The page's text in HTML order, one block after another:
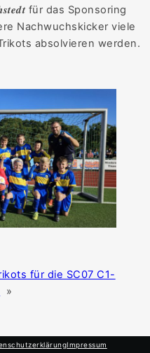
für das Sponsoring
Nachwuchskicker viele
absolvieren werden.
für die SC07 C1-
»
Impressum